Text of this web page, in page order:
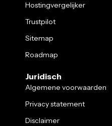
Hostingvergelijker
Trustpilot
Sitemap
Roadmap
Juridisch
Algemene voorwaarden
Privacy statement
Disclaimer